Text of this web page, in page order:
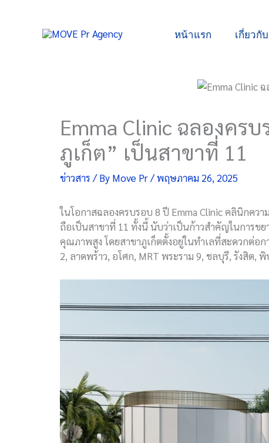
หน้าแรก เกี่ยวกับ
Emma Clinic ฉลองคร
ภูเก็ต” เป็นสาขาที่ 11
ข่าวสาร / By Move Pr/พฤษภาคม 26, 2025
ในโอกาสฉลองครบรอบ 8 ปี Emma Clinic คลินิกคว
ถือเป็นสาขาที่ 11 ทั้งนี้ นับว่าเป็นก้าวสำคัญในการข
คุณภาพสูง โดยสาขาภูเก็ตตั้งอยู่ในทำเลที่สะดวกต่อ
2, ลาดพร้าว, อโศก, MRT พระราม 9, ชลบุรี, รังสิ